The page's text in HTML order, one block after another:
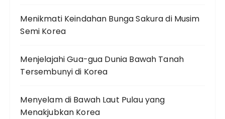
Menikmati Keindahan Bunga Sakura di Musim
Semi Korea
Menjelajahi Gua-gua Dunia Bawah Tanah
Tersembunyi di Korea
Menyelam di Bawah Laut Pulau yang
Menakjubkan Korea